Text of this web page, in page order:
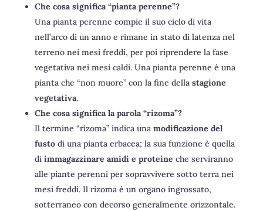
Che cosa significa “pianta perenne”?
Una pianta perenne compie il suo ciclo di vita
nell’arco di un anno e rimane in stato di latenza nel
terreno nei mesi freddi, per poi riprendere la fase
vegetativa nei mesi caldi. Una pianta perenne è una
pianta che “non muore” con la fine della stagione
vegetativa.
Che cosa significa la parola “rizoma”?
Il termine “rizoma” indica una modificazione del
fustodi una piantaerbacea; la sua funzione è quella
di immagazzinare amidi e proteine che serviranno
alle piante perenni per sopravvivere sotto terra nei
mesi freddi. Il rizoma è un organoingrossato,
sotterraneo con decorso generalmente orizzontale.